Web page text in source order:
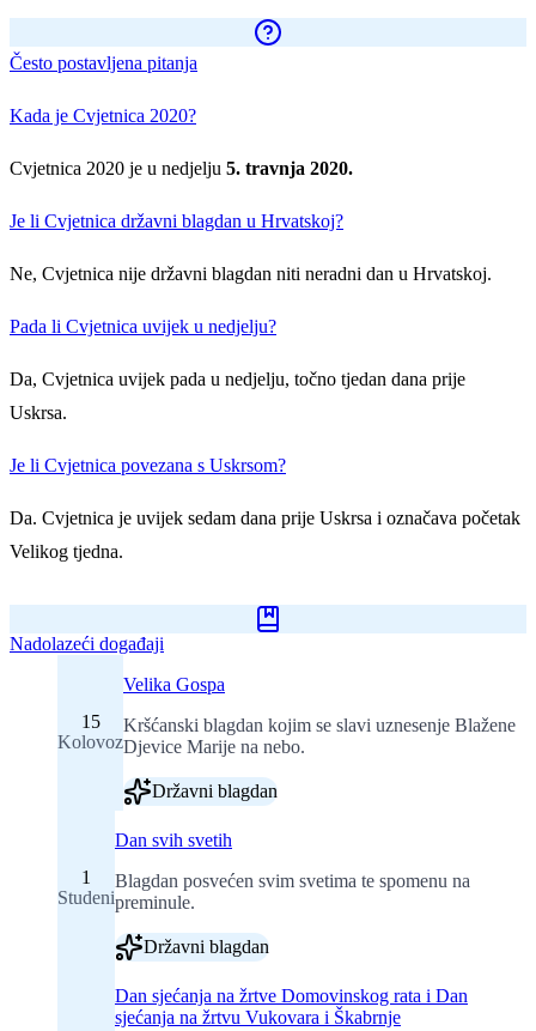
Često postavljena pitanja
Kada je Cvjetnica 2020?
Cvjetnica 2020 je u nedjelju 5. travnja 2020.
Je li Cvjetnica državni blagdan u Hrvatskoj?
Ne, Cvjetnica nije državni blagdan niti neradni dan u Hrvatskoj.
Pada li Cvjetnica uvijek u nedjelju?
Da, Cvjetnica uvijek pada u nedjelju, točno tjedan dana prije
Uskrsa.
Je li Cvjetnica povezana s Uskrsom?
Da. Cvjetnica je uvijek sedam dana prije Uskrsa i označava početak
Velikog tjedna.
Nadolazeći događaji
15
Kolovoz
Velika Gospa
Kršćanski blagdan kojim se slavi uznesenje Blažene
Djevice Marije na nebo.
Državni blagdan
1
Studeni
Dan svih svetih
Blagdan posvećen svim svetima te spomenu na
preminule.
Državni blagdan
Dan sjećanja na žrtve Domovinskog rata i Dan
sjećanja na žrtvu Vukovara i Škabrnje